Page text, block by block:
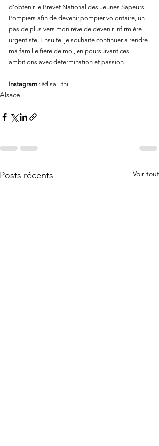
d’obtenir le Brevet National des Jeunes Sapeurs-
Pompiers afin de devenir pompier volontaire, un
pas de plus vers mon rêve de devenir infirmière
urgentiste. Ensuite, je souhaite continuer à rendre
ma famille fière de moi, en poursuivant ces
ambitions avec détermination et passion.
Instagram : @lisa_.tni
Alsace
Posts récents Voir tout